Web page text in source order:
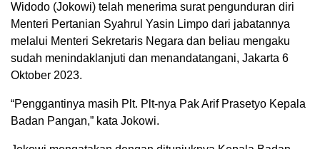
Widodo (Jokowi) telah menerima surat pengunduran diri
Menteri Pertanian Syahrul Yasin Limpo dari jabatannya
melalui Menteri Sekretaris Negara dan beliau mengaku
sudah menindaklanjuti dan menandatangani, Jakarta 6
Oktober 2023.
“Penggantinya masih Plt. Plt-nya Pak Arif Prasetyo Kepala
Badan Pangan,” kata Jokowi.